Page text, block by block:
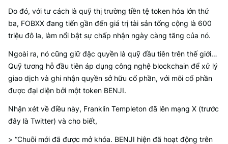
Do đó, với tư cách là quỹ thị trường tiền tệ token hóa lớn thứ
ba, FOBXX đang tiến gần đến giá trị tài sản tổng cộng là 600
triệu đô la, làm nổi bật sự chấp nhận ngày càng tăng của nó.
Ngoài ra, nó cũng giữ đặc quyền là quỹ đầu tiên trên thế giới…
Quỹ tương hỗ đầu tiên áp dụng công nghệ blockchain để xử lý
giao dịch và ghi nhận quyền sở hữu cổ phần, với mỗi cổ phần
được đại diện bởi một token BENJI.
Nhận xét về điều này, Franklin Templeton đã lên mạng X (trước
đây là Twitter) và cho biết,
> “Chuỗi mới đã được mở khóa. BENJI hiện đã hoạt động trên